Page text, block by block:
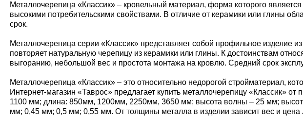
Другие товары
Металлочерепица «Классик» – кровельный материал, форма которого
высокими потребительскими свойствами. В отличие от керамики или глины
срок.
Металлочерепица серии «Классик» представляет собой профильное изделие
повторяет натуральную черепицу из керамики или глины. К достоинствам
выгоранию, небольшой вес и простота монтажа на кровлю. Средний срок
Металлочерепица «Классик» – это относительно недорогой стройматериал,
Интернет-магазин «Таврос» предлагает купить металлочерепицу «Классик»
1100 мм; длина: 850мм, 1200мм, 2250мм, 3650 мм; высота волны – 25 мм;
мм; 0,45 мм; 0,5 мм; 0,55 мм. От толщины металла в изделии зависит вес и